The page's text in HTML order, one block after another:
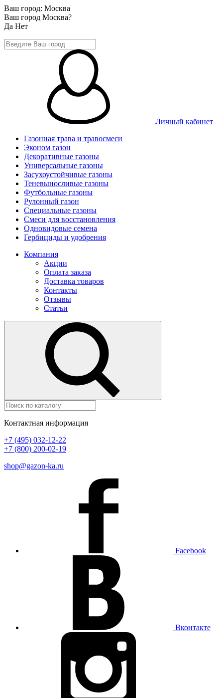
Ваш город: Москва
Ваш город Москва?
Да Нет
Личный кабинет
Газонная трава и травосмеси
Эконом газон
Декоративные газоны
Универсальные газоны
Засухоустойчивые газоны
Теневыносливые газоны
Футбольные газоны
Рулонный газон
Специальные газоны
Смеси для восстановления
Одновидовые семена
Гербициды и удобрения
Компания
Акции
Оплата заказа
Доставка товаров
Контакты
Отзывы
Статьи
Контактная информация
+7 (495) 032-12-22
+7 (800) 200-02-19
shop@gazon-ka.ru
Facebook
Вконтакте